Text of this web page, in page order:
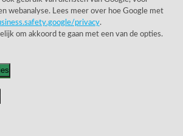
webanalyse. Lees meer over hoe Google met
privacy.
om akkoord te gaan met een van de opties.